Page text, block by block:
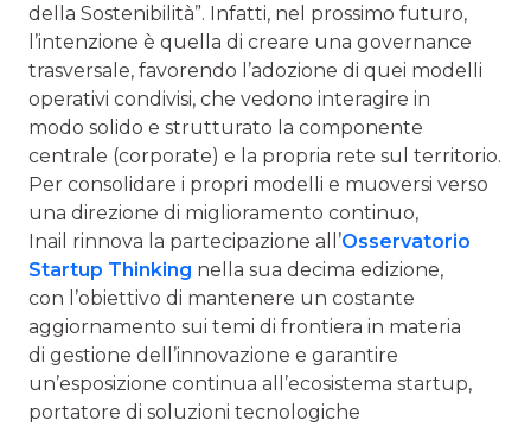
della Sostenibilità”. Infatti, nel prossimo futuro,
l’intenzione è quella di creare una governance
trasversale, favorendo l’adozione di quei modelli
operativi condivisi, che vedono interagire in
modo solido e strutturato la componente
centrale (corporate) e la propria rete sul territorio.
Per consolidare i propri modelli e muoversi verso
una direzione di miglioramento continuo,
Inail rinnova la partecipazione all’Osservatorio
Startup Thinking nella sua decima edizione,
con l’obiettivo di mantenere un costante
aggiornamento sui temi di frontiera in materia
di gestione dell’innovazione e garantire
un’esposizione continua all’ecosistema startup,
portatore di soluzioni tecnologiche